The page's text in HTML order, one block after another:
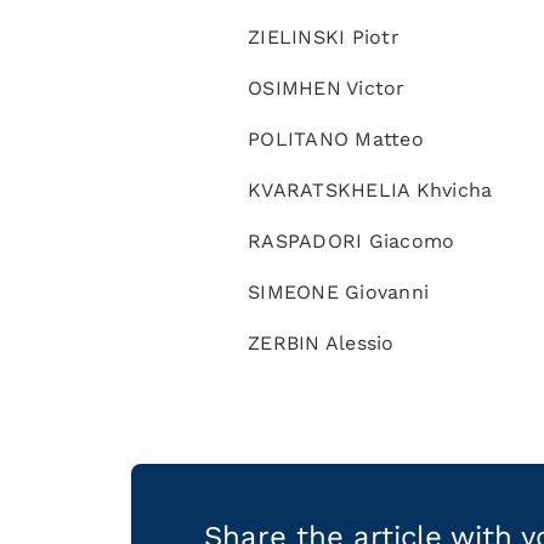
ZIELINSKI Piotr
OSIMHEN Victor
POLITANO Matteo
KVARATSKHELIA Khvicha
RASPADORI Giacomo
SIMEONE Giovanni
ZERBIN Alessio
Share the article with